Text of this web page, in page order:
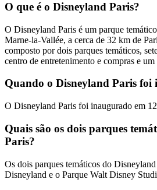
O que é o Disneyland Paris?
O Disneyland Paris é um parque
Marne-la-Vallée, a cerca de 32 km de
composto por dois parques temáticos,
centro de entretenimento e compras e
Quando o Disneyland Paris foi
O Disneyland Paris foi inaugurado em
Quais são os dois parques
Paris?
Os dois parques temáticos do
Disneyland e o Parque Walt Disney